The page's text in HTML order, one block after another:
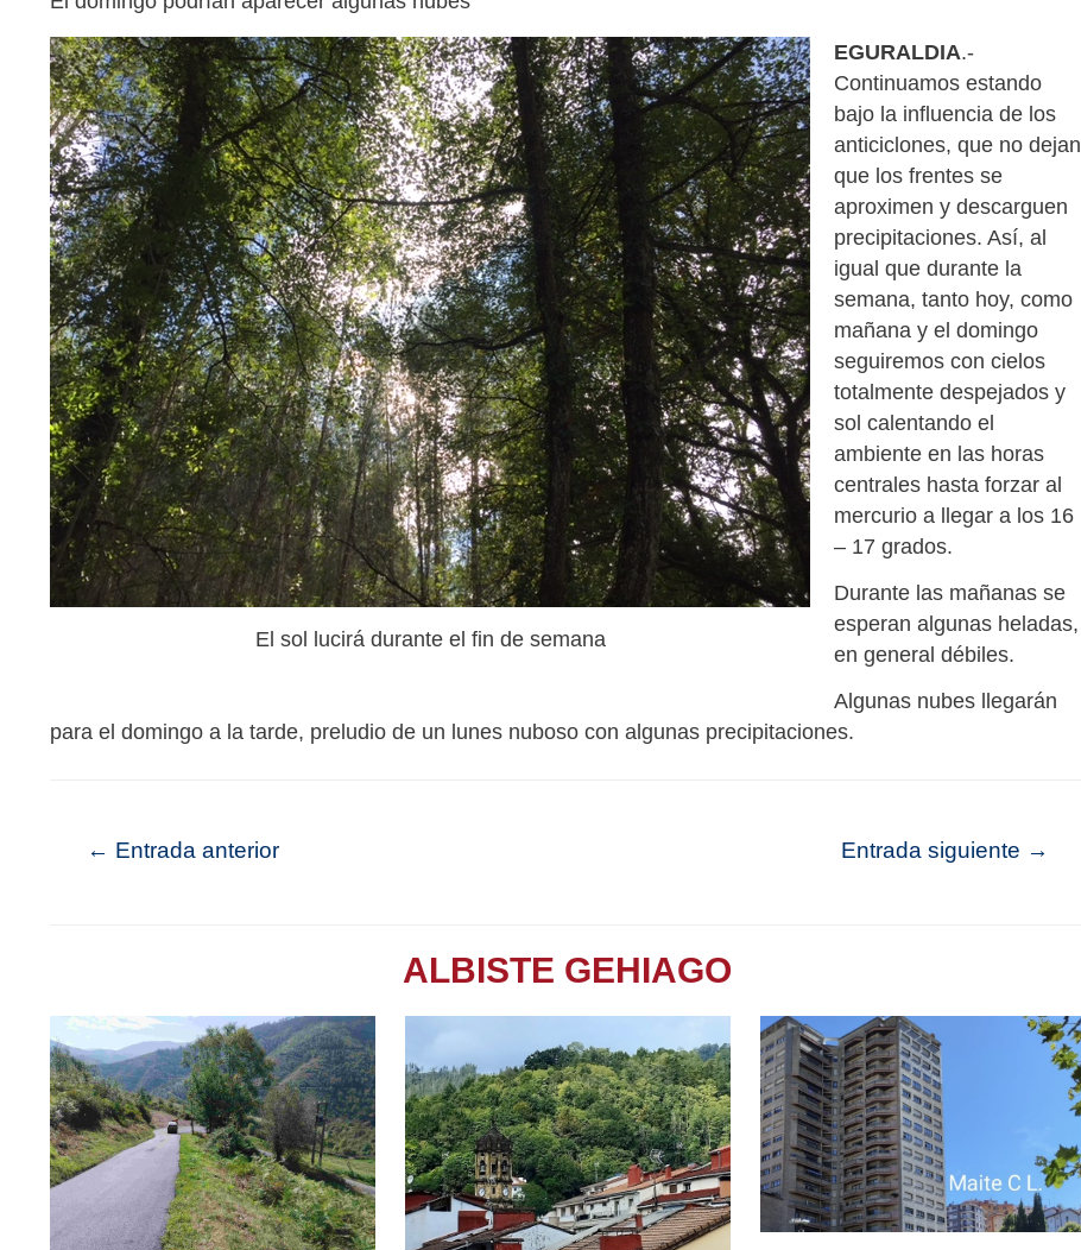
El sol lucirá durante el fin de semana
EGURALDIA.-
Continuamos estando
bajo la influencia de los
anticiclones, que no dejan
que los frentes se
aproximen y descarguen
precipitaciones. Así, al
igual que durante la
semana, tanto hoy, como
mañana y el domingo
seguiremos con cielos
totalmente despejados y
sol calentando el
ambiente en las horas
centrales hasta forzar al
mercurio a llegar a los 16
– 17 grados.
Durante las mañanas se
esperan algunas heladas,
en general débiles.
Algunas nubes llegarán
para el domingo a la tarde, preludio de un lunes nuboso con algunas precipitaciones.
← Entrada anterior Entrada siguiente →
ALBISTE GEHIAGO